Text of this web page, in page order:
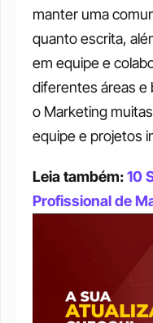
manter uma
quanto escrita,
em equipe e
diferentes áreas e
o Marketing
equipe e projetos
Leia também: 10
Profissional de